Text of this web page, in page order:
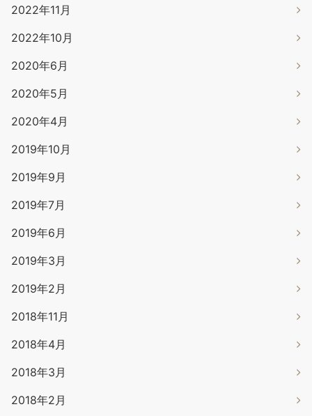
2022年11月
2022年10月
2020年6月
2020年5月
2020年4月
2019年10月
2019年9月
2019年7月
2019年6月
2019年3月
2019年2月
2018年11月
2018年4月
2018年3月
2018年2月